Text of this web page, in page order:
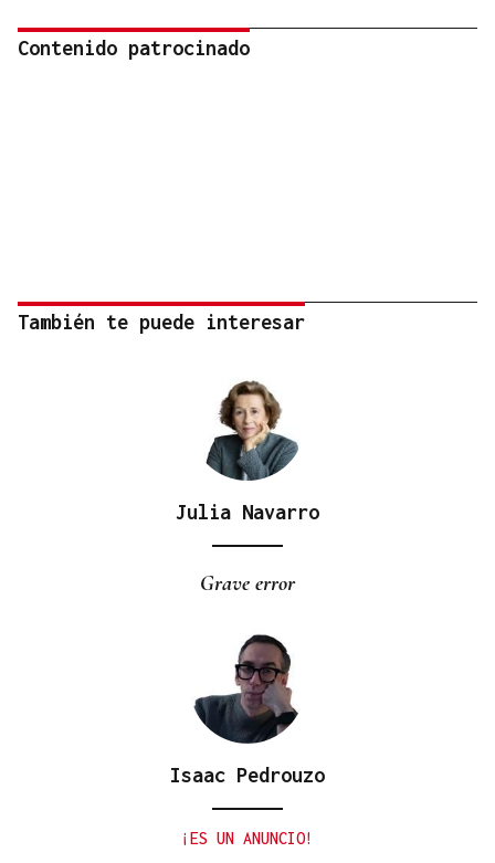
Contenido patrocinado
También te puede interesar
Julia Navarro
Grave error
Isaac Pedrouzo
¡ES UN ANUNCIO!